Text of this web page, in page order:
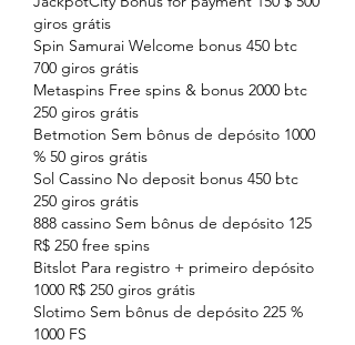
giros grátis
Spin Samurai Welcome bonus 450 btc
700 giros grátis
Metaspins Free spins & bonus 2000 btc
250 giros grátis
Betmotion Sem bônus de depósito 1000
% 50 giros grátis
Sol Cassino No deposit bonus 450 btc
250 giros grátis
888 cassino Sem bônus de depósito 125
R$ 250 free spins
Bitslot Para registro + primeiro depósito
1000 R$ 250 giros grátis
Slotimo Sem bônus de depósito 225 %
1000 FS